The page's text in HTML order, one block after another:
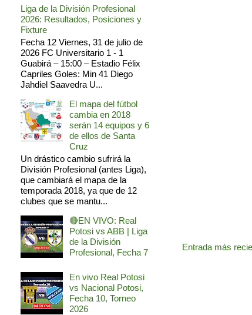
Entrada más
Liga de la División Profesional
2026: Resultados, Posiciones y
Fixture
Fecha 12 Viernes, 31 de julio de
2026 FC Universitario 1 - 1
Guabirá – 15:00 – Estadio Félix
Capriles Goles: Min 41 Diego
Jahdiel Saavedra U...
El mapa del fútbol
cambia en 2018
serán 14 equipos y 6
de ellos de Santa
Cruz
Un drástico cambio sufrirá la
División Profesional (antes Liga),
que cambiará el mapa de la
temporada 2018, ya que de 12
clubes que se mantu...
🔴EN VIVO: Real
Potosi vs ABB | Liga
de la División
Profesional, Fecha 7
En vivo Real Potosi
vs Nacional Potosi,
Fecha 10, Torneo
2026